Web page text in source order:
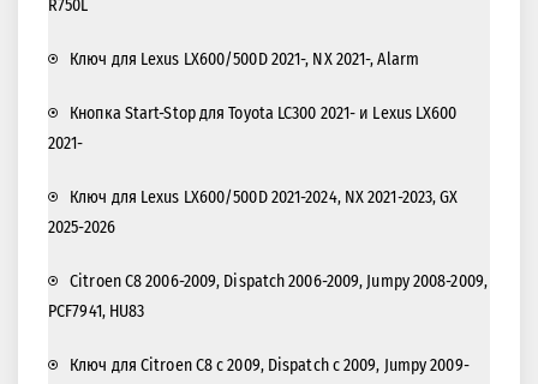
R750L
Ключ для Lexus LX600/500D 2021-, NX 2021-, Alarm
Кнопка Start-Stop для Toyota LC300 2021- и Lexus LX600
2021-
Ключ для Lexus LX600/500D 2021-2024, NX 2021-2023, GX
2025-2026
Citroen C8 2006-2009, Dispatch 2006-2009, Jumpy 2008-2009,
PCF7941, HU83
Ключ для Citroen C8 c 2009, Dispatch с 2009, Jumpy 2009-